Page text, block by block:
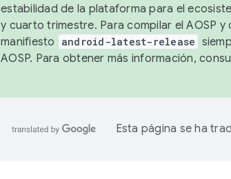
estabilidad de la plataforma para el
y cuarto trimestre. Para compilar el AOSP y
manifiesto
android-latest-release
AOSP. Para obtener más información,
Esta página se ha